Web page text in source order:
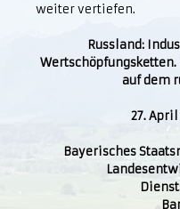
weiter vertiefen.
Russland:
auf dem
27. April
Bayerisches